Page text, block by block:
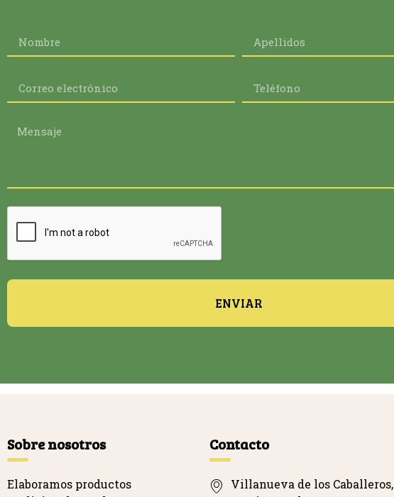
ENVIAR
Sobre nosotros
Elaboramos productos
Contacto
Villanueva de los Caballeros,